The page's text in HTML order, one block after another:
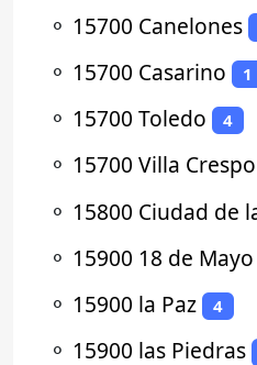
⚬ 15700 Canelones
⚬ 15700 Casarino 1
⚬ 15700 Toledo 4
⚬ 15700 Villa
⚬ 15800 Ciudad de
⚬ 15900 18 de Mayo
⚬ 15900 la Paz 4
⚬ 15900 las Piedras